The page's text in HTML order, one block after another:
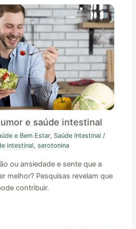
e saúde intestinal
e Bem Estar, Saúde Intestinal /
intestinal,serotonina
ou ansiedade e sente que a
melhor? Pesquisas revelam que
contribuir.